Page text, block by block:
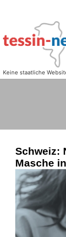
Schweiz:
Masche